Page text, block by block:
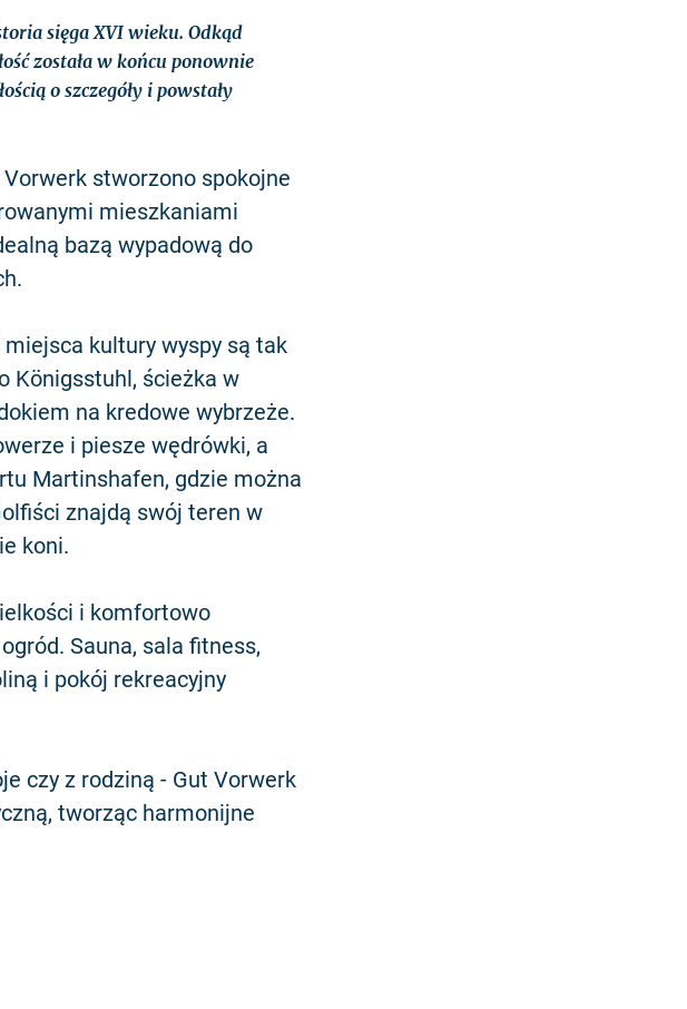
sięga XVI wieku. Odkąd
została w końcu ponownie
o szczegóły i powstały
stworzono spokojne
mieszkaniami
bazą wypadową do
miejsca kultury wyspy są tak
Königsstuhl, ścieżka w
na kredowe wybrzeże.
i piesze wędrówki, a
Martinshafen, gdzie można
znajdą swój teren w
koni.
i komfortowo
Sauna, sala fitness,
i pokój rekreacyjny
czy z rodziną - Gut Vorwerk
tworząc harmonijne